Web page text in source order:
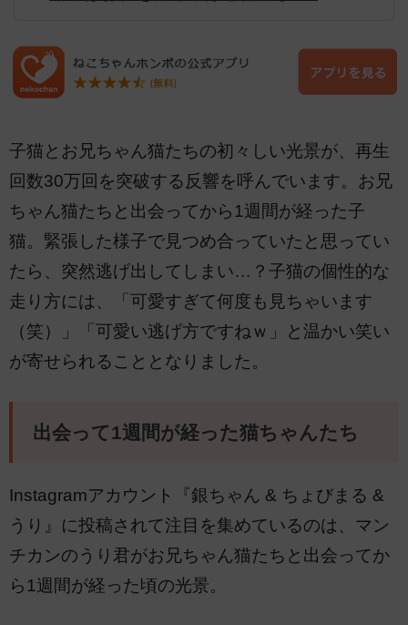
子猫とお兄ちゃん猫たちの初々しい光景が、再生
回数30万回を突破する反響を呼んでいます。お兄
ちゃん猫たちと出会ってから1週間が経った子
猫。緊張した様子で見つめ合っていたと思ってい
たら、突然逃げ出してしまい…？子猫の個性的な
走り方には、「可愛すぎて何度も見ちゃいます
（笑）」「可愛い逃げ方ですねｗ」と温かい笑い
が寄せられることとなりました。
出会って1週間が経った猫ちゃんたち
Instagramアカウント『銀ちゃん & ちょびまる &
うり』に投稿されて注目を集めているのは、マン
チカンのうり君がお兄ちゃん猫たちと出会ってか
ら1週間が経った頃の光景。